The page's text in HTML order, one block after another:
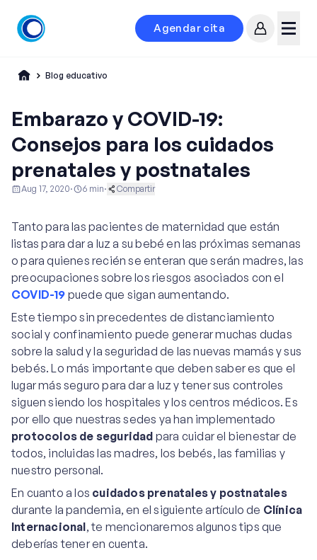
Agendar cita
Blog educativo
Embarazo y COVID-19:
Consejos para los cuidados
prenatales y postnatales
Aug 17, 2020· 6 min· Compartir
Ginecología y Obstetricia Vida Saludable
Tanto para las pacientes de maternidad que están
listas para dar a luz a su bebé en las próximas semanas
o para quienes recién se enteran que serán madres, las
preocupaciones sobre los riesgos asociados con el
COVID-19 puede que sigan aumentando.
Este tiempo sin precedentes de distanciamiento
social y confinamiento puede generar muchas dudas
sobre la salud y la seguridad de las nuevas mamás y sus
bebés. Lo más importante que deben saber es que el
lugar más seguro para dar a luz y tener sus controles
siguen siendo los hospitales y los centros médicos. Es
por ello que nuestras sedes ya han implementado
protocolos de seguridad para cuidar el bienestar de
todos, incluidas las madres, los bebés, las familias y
nuestro personal.
En cuanto a los cuidados prenatales y postnatales
durante la pandemia, en el siguiente artículo de Clínica
Internacional, te mencionaremos algunos tips que
deberías tener en cuenta.